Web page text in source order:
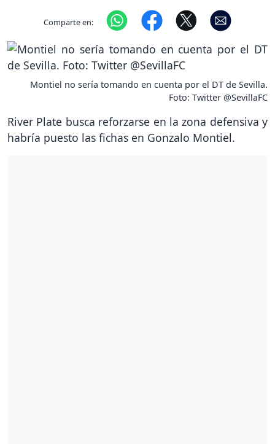
Comparte en:
Montiel no sería tomando en cuenta por el DT de Sevilla.
Foto: Twitter @SevillaFC
River Plate busca reforzarse en la zona defensiva y
habría puesto las fichas en Gonzalo Montiel.